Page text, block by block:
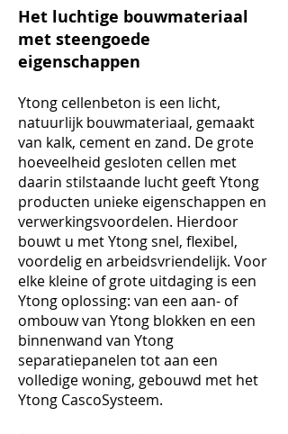
Het luchtige bouwmateriaal
met steengoede
eigenschappen
Ytong cellenbeton is een licht,
natuurlijk bouwmateriaal, gemaakt
van kalk, cement en zand. De grote
hoeveelheid gesloten cellen met
daarin stilstaande lucht geeft Ytong
producten unieke eigenschappen en
verwerkingsvoordelen. Hierdoor
bouwt u met Ytong snel, flexibel,
voordelig en arbeidsvriendelijk. Voor
elke kleine of grote uitdaging is een
Ytong oplossing: van een aan- of
ombouw van Ytong blokken en een
binnenwand van Ytong
separatiepanelen tot aan een
volledige woning, gebouwd met het
Ytong CascoSysteem.